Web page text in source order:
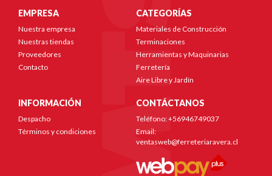
EMPRESA
Nuestra empresa
Nuestras tiendas
Proveedores
Contacto
CATEGORÍAS
Materiales de Construcción
Terminaciones
Herramientas y Maquinarias
Ferretería
Aire Libre y Jardín
INFORMACIÓN
Despacho
Términos y condiciones
CONTÁCTANOS
Teléfono: +56946749037
Email:
ventasweb@ferreteriaravera.cl